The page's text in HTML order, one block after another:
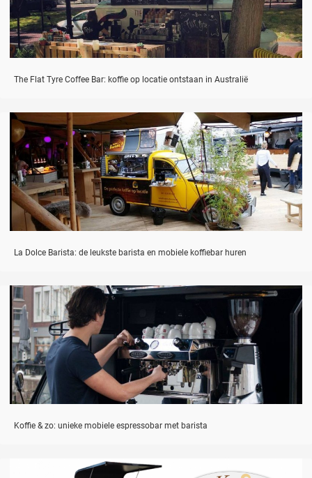
The Flat Tyre Coffee Bar: koffie op locatie ontstaan in Australië
La Dolce Barista: de leukste barista en mobiele koffiebar huren
Koffie & zo: unieke mobiele espressobar met barista